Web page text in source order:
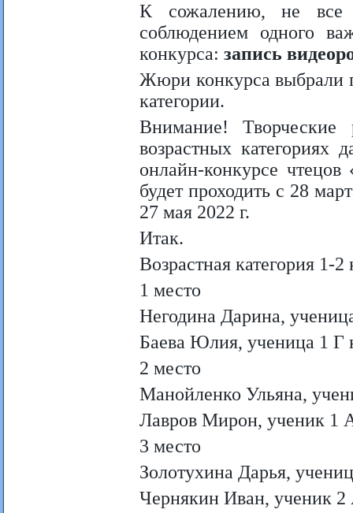
К сожалению, не все
соблюдением одного
конкурса: запись
Жюри конкурса выбрали
категории.
Внимание! Творческие
возрастных категориях
онлайн-конкурсе
будет проходить с 28
27 мая 2022 г.
Итак.
Возрастная категория 1-2
1 место
Негодина Дарина,
Баева Юлия, ученица 1 Г
2 место
Манойленко Ульяна,
Лавров Мирон, ученик
3 место
Золотухина Дарья,
Чернякин Иван,